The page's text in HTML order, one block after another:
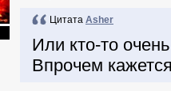
Цитата Asher
Или кто-то
Впрочем